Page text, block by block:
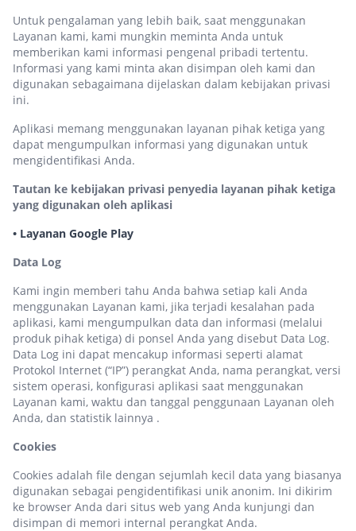
Untuk pengalaman yang lebih baik, saat menggunakan
Layanan kami, kami mungkin meminta Anda untuk
memberikan kami informasi pengenal pribadi tertentu.
Informasi yang kami minta akan disimpan oleh kami dan
digunakan sebagaimana dijelaskan dalam kebijakan privasi
ini.
Aplikasi memang menggunakan layanan pihak ketiga yang
dapat mengumpulkan informasi yang digunakan untuk
mengidentifikasi Anda.
Tautan ke kebijakan privasi penyedia layanan pihak ketiga
yang digunakan oleh aplikasi
• Layanan Google Play
Data Log
Kami ingin memberi tahu Anda bahwa setiap kali Anda
menggunakan Layanan kami, jika terjadi kesalahan pada
aplikasi, kami mengumpulkan data dan informasi (melalui
produk pihak ketiga) di ponsel Anda yang disebut Data Log.
Data Log ini dapat mencakup informasi seperti alamat
Protokol Internet (“IP”) perangkat Anda, nama perangkat, versi
sistem operasi, konfigurasi aplikasi saat menggunakan
Layanan kami, waktu dan tanggal penggunaan Layanan oleh
Anda, dan statistik lainnya .
Cookies
Cookies adalah file dengan sejumlah kecil data yang biasanya
digunakan sebagai pengidentifikasi unik anonim. Ini dikirim
ke browser Anda dari situs web yang Anda kunjungi dan
disimpan di memori internal perangkat Anda.